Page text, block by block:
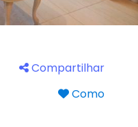
Compartilhar
Como